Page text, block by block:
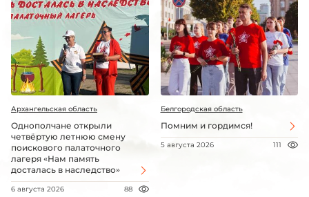
Архангельская область
Однополчане открыли
четвёртую летнюю смену
поискового палаточного
лагеря «Нам память
досталась в наследство»
6 августа 2026 88
Белгородская область
Помним и гордимся!
5 августа 2026 111